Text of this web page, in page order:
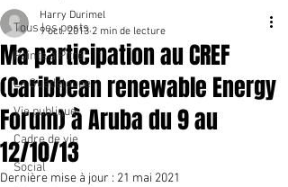
Tous les posts
Pointe à Pitre
La Guadeloupe
Vie publique
Cadre de vie
Social
Ma participation au CREF
(Caribbean renewable Energy
Forum) à Aruba du 9 au
12/10/13
Harry Durimel
9 oct. 2013 2 min de lecture
Dernière mise à jour : 21 mai 2021